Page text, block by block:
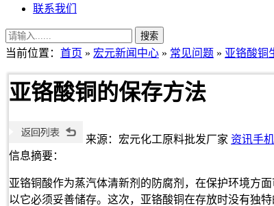
联系我们
当前位置： 首页 » 宏元新闻中心 » 常见问题 » 亚铬酸铜
亚铬酸铜的保存方法
来源：宏元化工原料批发厂家 资讯手
信息摘要：
亚铬铜酸作为蒸汽体清新剂的防腐剂，在保护环境方
以它必须妥善储存。这次，亚铬酸铜在存放时没有独